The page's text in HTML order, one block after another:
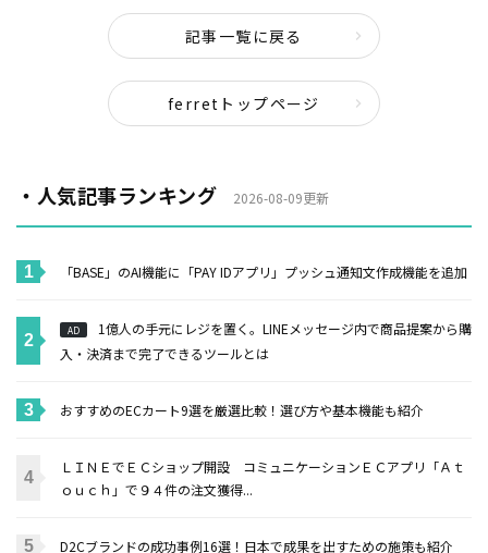
記事一覧に戻る
ferretトップページ
・人気記事ランキング 2026-08-09更新
「BASE」のAI機能に「PAY IDアプリ」プッシュ通知文作成機能を追加
AD
1億人の手元にレジを置く。LINEメッセージ内で商品提案から購
入・決済まで完了できるツールとは
おすすめのECカート9選を厳選比較！選び方や基本機能も紹介
ＬＩＮＥでＥＣショップ開設 コミュニケーションＥＣアプリ「Ａｔ
ｏｕｃｈ」で９４件の注文獲得...
D2Cブランドの成功事例16選！日本で成果を出すための施策も紹介